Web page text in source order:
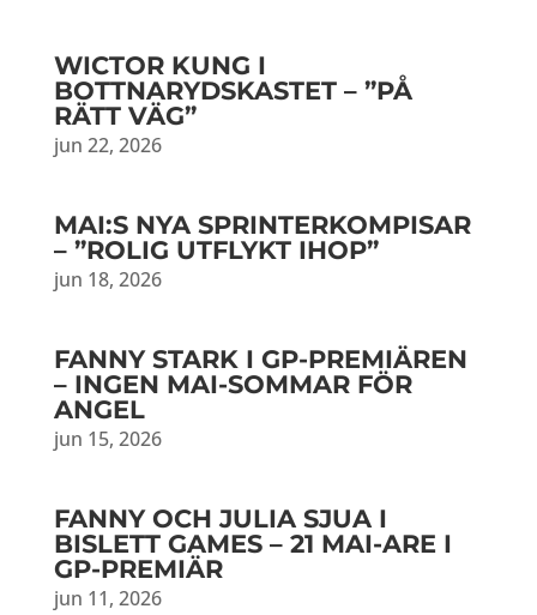
WICTOR KUNG I
BOTTNARYDSKASTET – ”PÅ
RÄTT VÄG”
jun 22, 2026
MAI:S NYA SPRINTERKOMPISAR
– ”ROLIG UTFLYKT IHOP”
jun 18, 2026
FANNY STARK I GP-PREMIÄREN
– INGEN MAI-SOMMAR FÖR
ANGEL
jun 15, 2026
FANNY OCH JULIA SJUA I
BISLETT GAMES – 21 MAI-ARE I
GP-PREMIÄR
jun 11, 2026